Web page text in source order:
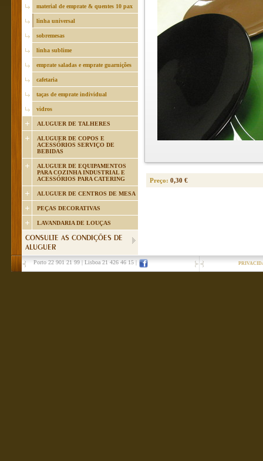
material de emprate & quentes 10 pax
linha universal
sobremesas
linha sublime
emprate saladas e emprate guarnições
cafetaria
taças de emprate individual
vidros
ALUGUER DE TALHERES
ALUGUER DE COPOS E
ACESSÓRIOS SERVIÇO DE
BEBIDAS
ALUGUER DE EQUIPAMENTOS
PARA COZINHA INDUSTRIAL E
ACESSÓRIOS PARA CATERING
ALUGUER DE CENTROS DE MESA
PEÇAS DECORATIVAS
LAVANDARIA DE LOUÇAS
CONSULTE AS CONDIÇÕES DE
ALUGUER
Preço: 0,30 €
Porto 22 901 21 99 Lisboa 21 426 46 15